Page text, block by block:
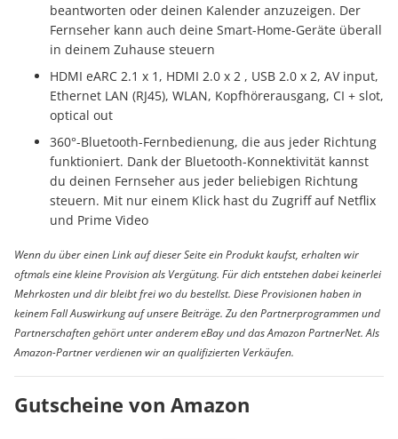
beantworten oder deinen Kalender anzuzeigen. Der
Fernseher kann auch deine Smart-Home-Geräte überall
in deinem Zuhause steuern
HDMI eARC 2.1 x 1, HDMI 2.0 x 2 , USB 2.0 x 2, AV input,
Ethernet LAN (RJ45), WLAN, Kopfhörerausgang, CI + slot,
optical out
360°-Bluetooth-Fernbedienung, die aus jeder Richtung
funktioniert. Dank der Bluetooth-Konnektivität kannst
du deinen Fernseher aus jeder beliebigen Richtung
steuern. Mit nur einem Klick hast du Zugriff auf Netflix
und Prime Video
Wenn du über einen Link auf dieser Seite ein Produkt kaufst, erhalten wir
oftmals eine kleine Provision als Vergütung. Für dich entstehen dabei keinerlei
Mehrkosten und dir bleibt frei wo du bestellst. Diese Provisionen haben in
keinem Fall Auswirkung auf unsere Beiträge. Zu den Partnerprogrammen und
Partnerschaften gehört unter anderem eBay und das Amazon PartnerNet. Als
Amazon-Partner verdienen wir an qualifizierten Verkäufen.
Gutscheine von Amazon